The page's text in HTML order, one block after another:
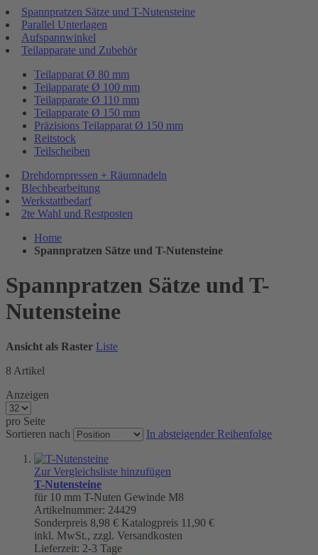
Spannpratzen Sätze und T-Nutensteine
Parallel Unterlagen
Aufspannwinkel
Teilapparate und Zubehör
Teilapparat Ø 80 mm
Teilapparate Ø 100 mm
Teilapparate Ø 110 mm
Teilapparate Ø 150 mm
Präzisions Teilapparat Ø 150 mm
Reitstock
Teilscheiben
Drehdornpressen + Räumnadeln
Blechbearbeitung
Werkstattbedarf
2te Wahl und Restposten
Home
Spannpratzen Sätze und T-Nutensteine
Spannpratzen Sätze und T-
Nutensteine
Ansicht als Raster Liste
8 Artikel
Anzeigen
pro Seite
Sortieren nach
In absteigender Reihenfolge
Zur Vergleichsliste hinzufügen
T-Nutensteine
für 10 mm T-Nuten Gewinde M8
Artikelnummer: 24429
Sonderpreis 8,98 € Katalogpreis 11,90 €
inkl. MwSt., zzgl. Versandkosten
Lieferzeit: 2-3 Tage